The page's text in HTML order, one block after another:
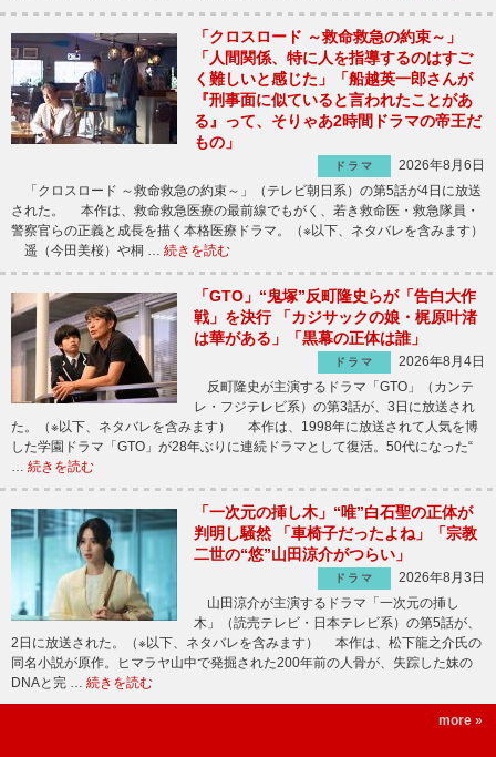
「クロスロード ～救命救急の約束～」
「人間関係、特に人を指導するのはすご
く難しいと感じた」「船越英一郎さんが
『刑事面に似ていると言われたことがあ
る』って、そりゃあ2時間ドラマの帝王だ
もの」
ドラマ
2026年8月6日
「クロスロード ～救命救急の約束～」（テレビ朝日系）の第5話が4日に放送
された。 本作は、救命救急医療の最前線でもがく、若き救命医・救急隊員・
警察官らの正義と成長を描く本格医療ドラマ。（※以下、ネタバレを含みます）
遥（今田美桜）や桐 … 続きを読む
「GTO」“鬼塚”反町隆史らが「告白大作
戦」を決行 「カジサックの娘・梶原叶渚
は華がある」「黒幕の正体は誰」
ドラマ
2026年8月4日
反町隆史が主演するドラマ「GTO」（カンテ
レ・フジテレビ系）の第3話が、3日に放送され
た。（※以下、ネタバレを含みます） 本作は、1998年に放送されて人気を博
した学園ドラマ「GTO」が28年ぶりに連続ドラマとして復活。50代になった“
… 続きを読む
「一次元の挿し木」“唯”白石聖の正体が
判明し騒然 「車椅子だったよね」「宗教
二世の“悠”山田涼介がつらい」
ドラマ
2026年8月3日
山田涼介が主演するドラマ「一次元の挿し
木」（読売テレビ・日本テレビ系）の第5話が、
2日に放送された。（※以下、ネタバレを含みます） 本作は、松下龍之介氏の
同名小説が原作。ヒマラヤ山中で発掘された200年前の人骨が、失踪した妹の
DNAと完 … 続きを読む
more »